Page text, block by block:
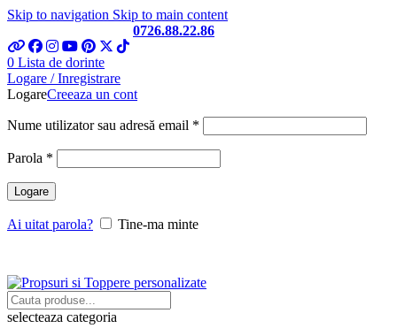
Skip to navigation Skip to main content
0726.88.22.86
0 Lista de dorinte
Logare / Inregistrare
LogareCreeaza un cont
Nume utilizator sau adresă email *
Parola *
Logare
Ai uitat parola? Tine-ma minte
selecteaza categoria